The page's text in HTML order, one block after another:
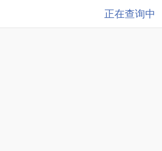
正在查询中